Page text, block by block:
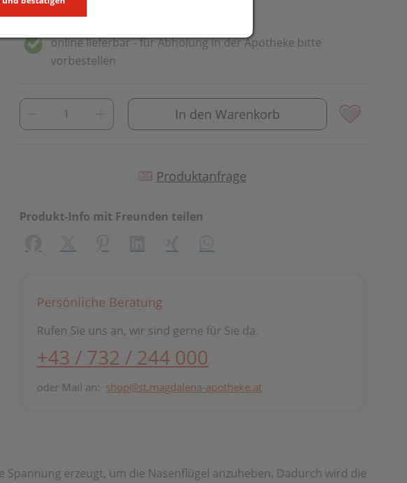
inkl. 20% MwSt.
online lieferbar - für Abholung in der Apotheke bitte
vorbestellen
In den Warenkorb
Produktanfrage
Produkt-Info mit Freunden teilen
Persönliche Beratung
Rufen Sie uns an, wir sind gerne für Sie da.
+43 / 732 / 244 000
oder Mail an: shop@st.magdalena-apotheke.at
erzeugt, um die Nasenflügel anzuheben. Dadurch wird die